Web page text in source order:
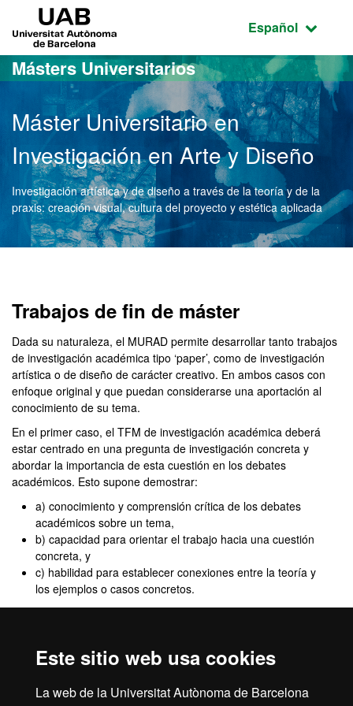
Este sitio web usa cookies
La web de la Universitat Autònoma de Barcelona
Acceso al contenido principal
Acceso a la navegación de la página
Idioma
Español
Másters Universitarios
Máster Universitario en
Investigación en Arte y Diseño
Investigación artística y de diseño a través de la teoría y de la
praxis: creación visual, cultura del proyecto y estética aplicada
Trabajos de fin de máster
Dada su naturaleza, el MURAD permite desarrollar tanto trabajos
de investigación académica tipo ‘paper’, como de investigación
artística o de diseño de carácter creativo. En ambos casos con
enfoque original y que puedan considerarse una aportación al
conocimiento de su tema.
En el primer caso, el TFM de investigación académica deberá
estar centrado en una pregunta de investigación concreta y
abordar la importancia de esta cuestión en los debates
académicos. Esto supone demostrar:
a) conocimiento y comprensión crítica de los debates
académicos sobre un tema,
b) capacidad para orientar el trabajo hacia una cuestión
concreta, y
c) habilidad para establecer conexiones entre la teoría y
los ejemplos o casos concretos.
pública. El trabajo incluirá una memoria razonada del proyecto
descripción pormenorizada del proceso de producción.”